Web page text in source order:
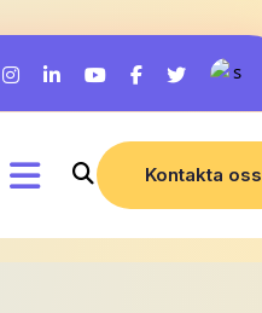
Kontakta oss